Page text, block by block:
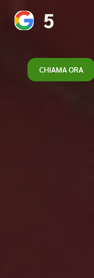
5
CHIAMA ORA